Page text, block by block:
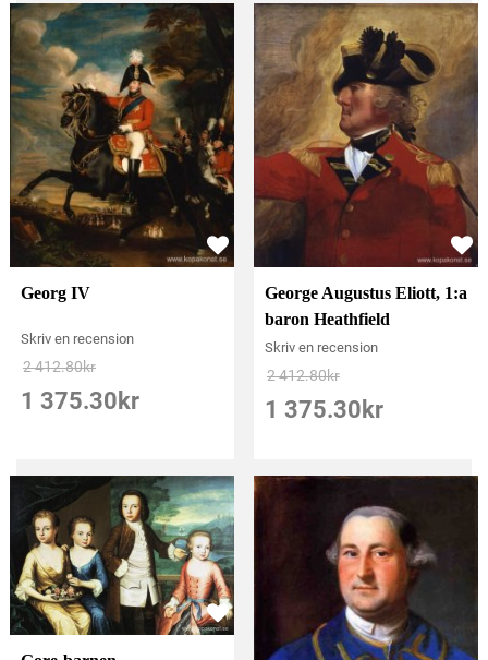
Georg IV
Skriv en recension
2 412.80kr
1 375.30 kr
George Augustus Eliott, 1:a
baron Heathfield
Skriv en recension
2 412.80kr
1 375.30 kr